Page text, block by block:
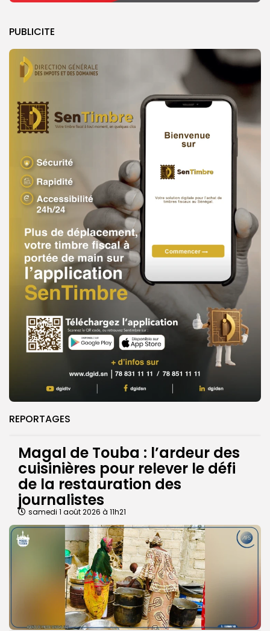
PUBLICITE
REPORTAGES
Magal de Touba : l’ardeur des
cuisinières pour relever le défi
de la restauration des
journalistes
samedi 1 août 2026 à 11h21